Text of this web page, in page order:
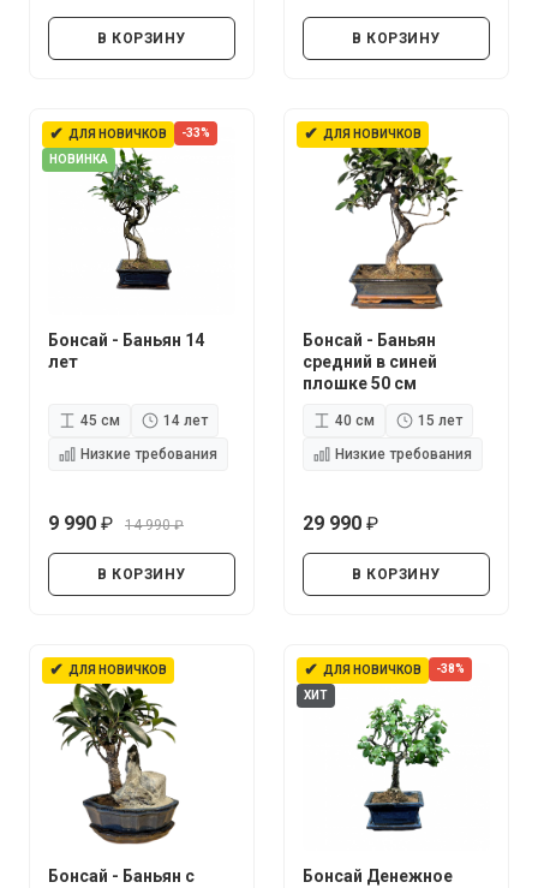
В КОРЗИНУ В КОРЗИНУ
✔ ДЛЯ НОВИЧКОВ
-33%
НОВИНКА
Бонсай - Баньян 14
лет
45 см
14 лет
Низкие требования
9 990
14 990
В КОРЗИНУ
✔ ДЛЯ НОВИЧКОВ
Бонсай - Баньян
средний в синей
плошке 50 см
40 см
15 лет
Низкие требования
29 990
В КОРЗИНУ
✔ ДЛЯ НОВИЧКОВ
Бонсай - Баньян с
✔ ДЛЯ НОВИЧКОВ
-38%
ХИТ
Бонсай Денежное